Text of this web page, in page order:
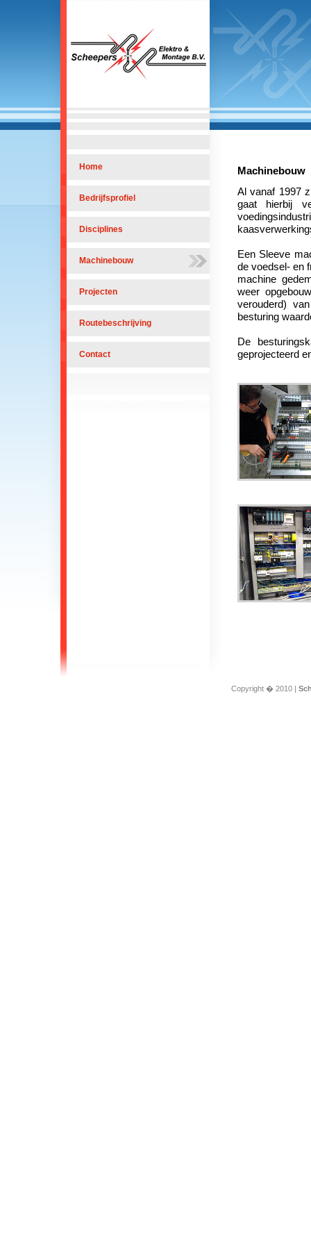
Home
Bedrijfsprofiel
Disciplines
Machinebouw
Projecten
Routebeschrijving
Contact
Machinebouw
Al vanaf 1997
gaat hierbij
Een Sleeve
de voedsel- en
machine
weer
verouderd)
besturing
De
geprojecteerd
Copyright � 2010 |